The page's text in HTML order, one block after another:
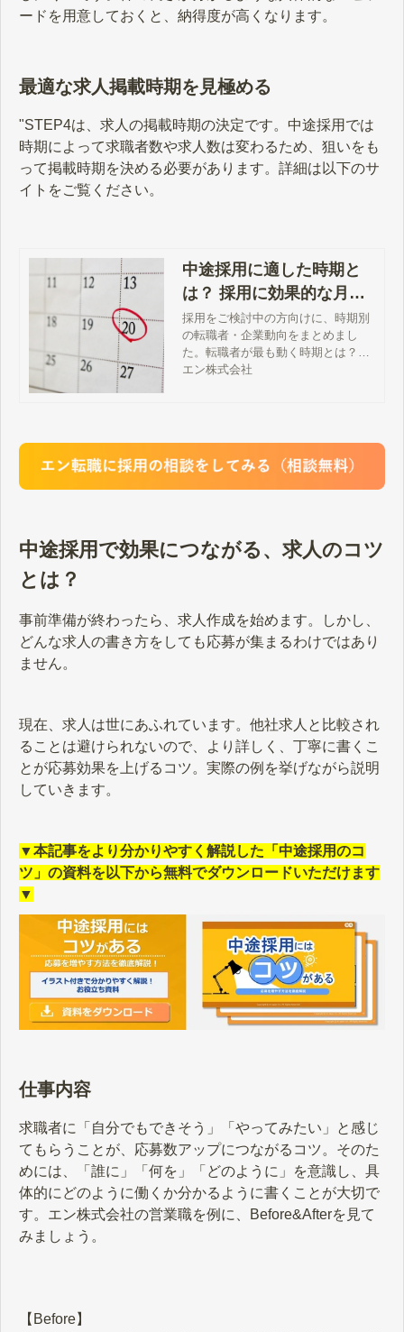
ードを用意しておくと、納得度が高くなります。
最適な求人掲載時期を見極める
"STEP4は、求人の掲載時期の決定です。中途採用では
時期によって求職者数や求人数は変わるため、狙いをも
って掲載時期を決める必要があります。詳細は以下のサ
イトをご覧ください。
中途採用に適した時期と
は？ 採用に効果的な月別
戦略とやるべきことを解
説
採用をご検討中の方向けに、時期別
の転職者・企業動向をまとめまし
た。転職者が最も動く時期とは？ラ
イバル求人が少ない時期はいつ？…
エン株式会社
中途採用で効果につながる、求人のコツ
とは？
事前準備が終わったら、求人作成を始めます。しかし、
どんな求人の書き方をしても応募が集まるわけではあり
ません。
現在、求人は世にあふれています。他社求人と比較され
ることは避けられないので、より詳しく、丁寧に書くこ
とが応募効果を上げるコツ。実際の例を挙げながら説明
していきます。
▼本記事をより分かりやすく解説した「中途採用のコ
ツ」の資料を以下から無料でダウンロードいただけます
▼
仕事内容
求職者に「自分でもできそう」「やってみたい」と感じ
てもらうことが、応募数アップにつながるコツ。そのた
めには、「誰に」「何を」「どのように」を意識し、具
体的にどのように働くか分かるように書くことが大切で
す。エン株式会社の営業職を例に、Before&Afterを見て
みましょう。
【Before】